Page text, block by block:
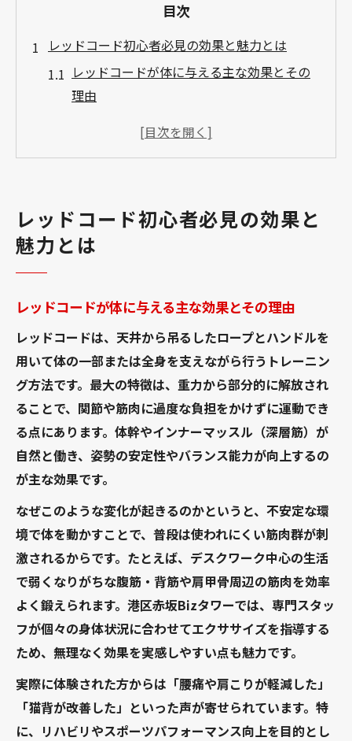
目次
レッドコード初心者必見の効果と魅力とは
レッドコードが体に与える主な効果とその
理由
初心者が押さえるべきレッドコードの特徴
重力解放で実感するレッドコードの魅力的
な変化
意点
赤坂Bizタワーでのレッドコード利用の流れ
と特徴
レッドコード体験時の赤坂Bizタワー施設の
活用法
赤坂Bizタワーのオフィスやロビーで受ける
レッドコードサポート
赤坂Bizタワーのエントランスからレッドコ
ード体験までの動線
赤坂Bizタワーフロアマップとレッドコード
体験場所の確認方法
リハビリや肩こり改善に役立つレッドコードの
実力
レッドコードがリハビリや肩こり改善に効
果的な理由
肩こり対策で注目されるレッドコード運動
の特徴
レッドコード初心者必見の効果と
魅力とは
レッドコードが体に与える主な効果とその理由
レッドコードは、天井から吊るしたロープとハンドルを
用いて体の一部または全身を支えながら行うトレーニン
グ方法です。最大の特徴は、重力から部分的に解放され
ることで、関節や筋肉に過度な負担をかけずに運動でき
る点にあります。体幹やインナーマッスル（深層筋）が
自然と働き、姿勢の安定性やバランス能力が向上するの
が主な効果です。
なぜこのような変化が起きるのかというと、不安定な環
境で体を動かすことで、普段は使われにくい筋肉群が刺
激されるからです。たとえば、デスクワーク中心の生活
で弱くなりがちな腹筋・背筋や肩甲骨周辺の筋肉を効率
よく鍛えられます。港区赤坂Bizタワーでは、専門スタッ
フが個々の身体状況に合わせてエクササイズを指導する
ため、無理なく効果を実感しやすい点も魅力です。
実際に体験された方からは「腰痛や肩こりが軽減した」
「猫背が改善した」といった声が寄せられています。特
に、リハビリやスポーツパフォーマンス向上を目的とし